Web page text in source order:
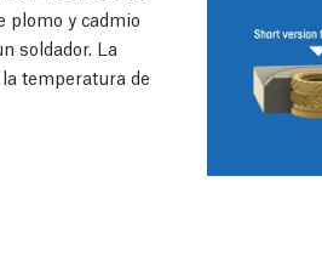
plomo y cadmio
soldador. La
temperatura de